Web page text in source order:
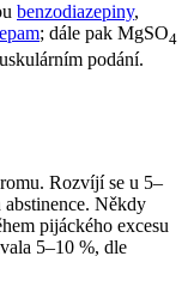
benzodiazepiny,
; dále pak MgSO4
podání.
Rozvíjí se u 5–
Někdy
pijáckého excesu
5–10 %, dle